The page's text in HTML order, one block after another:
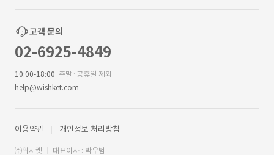
고객 문의
02-6925-4849
10:00-18:00 주말·공휴일 제외
help@wishket.com
이용약관 개인정보 처리방침
㈜위시켓 대표이사 : 박우범